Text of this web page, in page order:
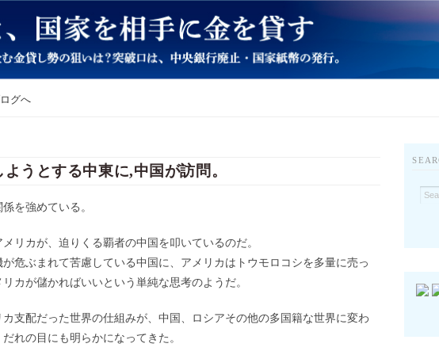
うとする中東に,中国が訪問。
を強めている。
リカが、迫りくる覇者の中国を叩いているのだ。
危ぶまれて苦慮している中国に、アメリカはトウモロコシを多量に売っ
カが儲かればいいという単純な思考のようだ。
支配だった世界の仕組みが、中国、ロシアその他の多国籍な世界に変わ
れの目にも明らかになってきた。